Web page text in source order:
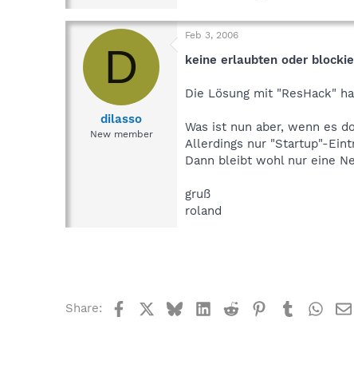
D
dilasso
New member
Feb 3, 2006
keine erlaubten oder
Die Lösung mit "ResHack"
Was ist nun aber, wenn es
Allerdings nur "Startup"-
Dann bleibt wohl nur eine
gruß
roland
Share: FacebookBlueskyLinkedIn
Reddit Pinterest
Tumblr